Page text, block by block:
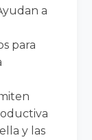
a
para
y las